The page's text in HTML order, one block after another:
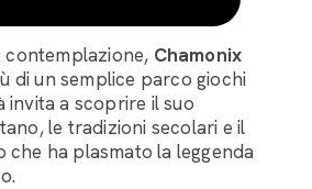
contemplazione, Chamonix
di un semplice parco giochi
invita a scoprire il suo
le tradizioni secolari e il
che ha plasmato la leggenda